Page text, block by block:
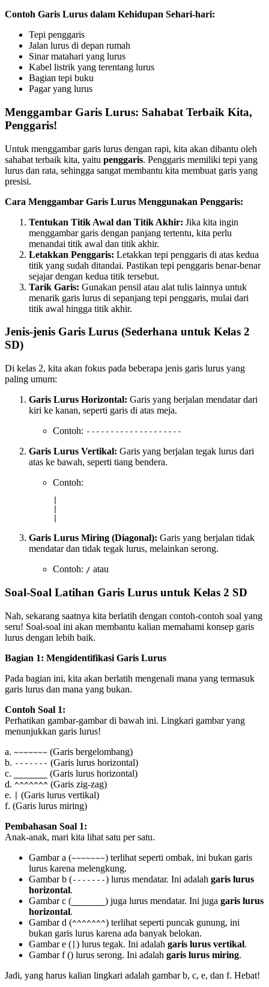
Contoh Garis Lurus dalam Kehidupan Sehari-hari:
Tepi penggaris
Jalan lurus di depan rumah
Sinar matahari yang lurus
Kabel listrik yang terentang lurus
Bagian tepi buku
Pagar yang lurus
Menggambar Garis Lurus: Sahabat Terbaik Kita,
Penggaris!
Untuk menggambar garis lurus dengan rapi, kita akan dibantu oleh
sahabat terbaik kita, yaitu penggaris. Penggaris memiliki tepi yang
lurus dan rata, sehingga sangat membantu kita membuat garis yang
presisi.
Cara Menggambar Garis Lurus Menggunakan Penggaris:
Tentukan Titik Awal dan Titik Akhir: Jika kita ingin
menggambar garis dengan panjang tertentu, kita perlu
menandai titik awal dan titik akhir.
Letakkan Penggaris: Letakkan tepi penggaris di atas kedua
titik yang sudah ditandai. Pastikan tepi penggaris benar-benar
sejajar dengan kedua titik tersebut.
Tarik Garis: Gunakan pensil atau alat tulis lainnya untuk
menarik garis lurus di sepanjang tepi penggaris, mulai dari
titik awal hingga titik akhir.
Jenis-jenis Garis Lurus (Sederhana untuk Kelas 2
SD)
Di kelas 2, kita akan fokus pada beberapa jenis garis lurus yang
paling umum:
Garis Lurus Horizontal: Garis yang berjalan mendatar dari
kiri ke kanan, seperti garis di atas meja.
Contoh: --------------------
Garis Lurus Vertikal: Garis yang berjalan tegak lurus dari
atas ke bawah, seperti tiang bendera.
Contoh:
Garis Lurus Miring (Diagonal): Garis yang berjalan tidak
mendatar dan tidak tegak lurus, melainkan serong.
Contoh: / atau
Soal-Soal Latihan Garis Lurus untuk Kelas 2 SD
Nah, sekarang saatnya kita berlatih dengan contoh-contoh soal yang
seru! Soal-soal ini akan membantu kalian memahami konsep garis
lurus dengan lebih baik.
Bagian 1: Mengidentifikasi Garis Lurus
Pada bagian ini, kita akan berlatih mengenali mana yang termasuk
garis lurus dan mana yang bukan.
Contoh Soal 1:
Perhatikan gambar-gambar di bawah ini. Lingkari gambar yang
menunjukkan garis lurus!
a. ~~~~~~~ (Garis bergelombang)
b. ------- (Garis lurus horizontal)
c.
(Garis lurus horizontal)
d. ^^^^^^^ (Garis zig-zag)
e.
(Garis lurus vertikal)
f. (Garis lurus miring)
Pembahasan Soal 1:
Anak-anak, mari kita lihat satu per satu.
Gambar a (~~~~~~~) terlihat seperti ombak, ini bukan garis
lurus karena melengkung.
Gambar b (-------) lurus mendatar. Ini adalah garis lurus
horizontal.
Gambar c (
) juga lurus mendatar. Ini juga garis lurus
horizontal.
Gambar d (^^^^^^^) terlihat seperti puncak gunung, ini
bukan garis lurus karena ada banyak belokan.
Gambar e ( ) lurus tegak. Ini adalah garis lurus vertikal.
Gambar f () lurus serong. Ini adalah garis lurus miring.
Jadi, yang harus kalian lingkari adalah gambar b, c, e, dan f. Hebat!